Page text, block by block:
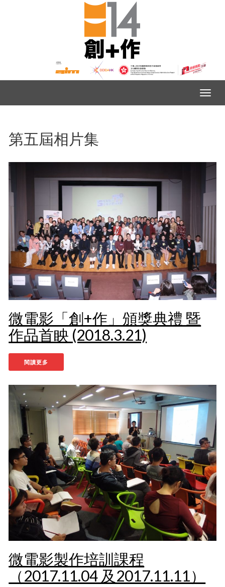
第五屆相片集
微電影「創+作」頒獎典禮 暨
作品首眏 (2018.3.21)
閱讀更多
微電影製作培訓課程
（2017.11.04 及2017.11.11）